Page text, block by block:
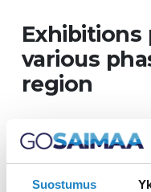
Suostumus
various
region
The Imatra City
1981. The
floor of the